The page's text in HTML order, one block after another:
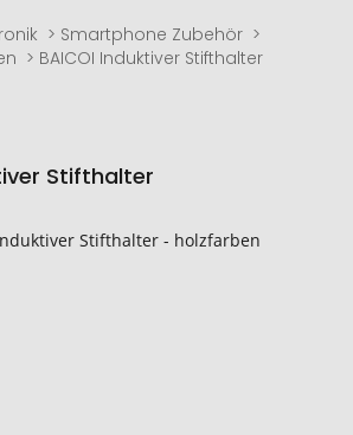
Smartphone Zubehör
BAICOI Induktiver Stifthalter
Stifthalter